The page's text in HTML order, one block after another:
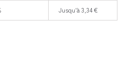
Jusqu'à 3,34 €